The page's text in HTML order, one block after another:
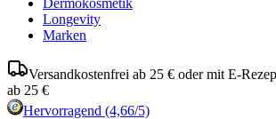
Dermokosmetik
Longevity
Marken
Versandkostenfrei ab 25 € oder mit E-
ab 25 €
Hervorragend (4,66/5)